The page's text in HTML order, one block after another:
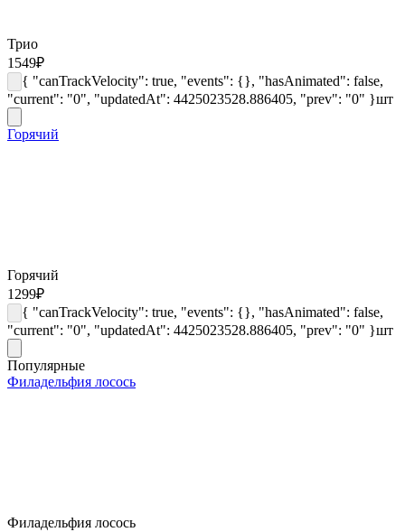
Трио
1549₽
{ "canTrackVelocity": true, "events": {}, "hasAnimated": false,
"current": "0", "updatedAt": 4425023528.886405, "prev": "0" }шт
Горячий
Горячий
1299₽
{ "canTrackVelocity": true, "events": {}, "hasAnimated": false,
"current": "0", "updatedAt": 4425023528.886405, "prev": "0" }шт
Популярные
Филадельфия лосось
Филадельфия лосось